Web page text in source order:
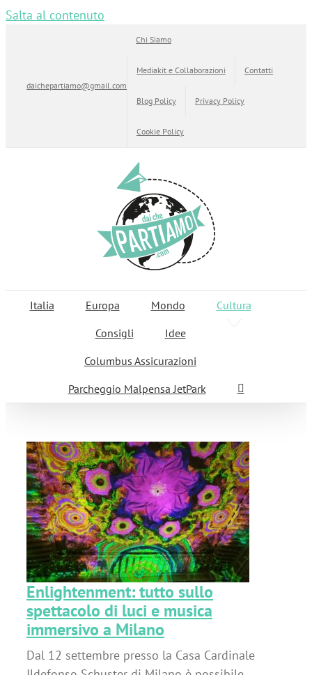
Salta al contenuto
daichepartiamo@gmail.com
Chi Siamo
Mediakit e Collaborazioni Contatti
Blog Policy Privacy Policy
Cookie Policy
Italia Europa Mondo
Cultura
Consigli
Idee
Columbus Assicurazioni
Parcheggio Malpensa JetPark
Enlightenment: tutto sullo
spettacolo di luci e musica
immersivo a Milano
Dal 12 settembre presso la Casa Cardinale